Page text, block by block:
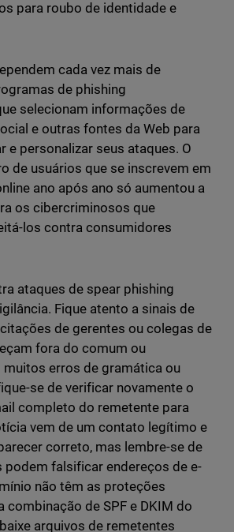
para roubo de identidade e
cada vez mais de
de phishing
selecionam informações de
e outras fontes da Web para
e personalizar seus ataques. O
de usuários que se inscrevem em
ano após ano só aumentou a
os cibercriminosos que
los contra consumidores
ataques de spear phishing
Fique atento a sinais de
de gerentes ou colegas de
fora do comum ou
muitos erros de gramática ou
se de verificar novamente o
completo do remetente para
vem de um contato legítimo e
correto, mas lembre-se de
podem falsificar endereços de e-
não têm as proteções
combinação de SPF e DKIM do
arquivos de remetentes